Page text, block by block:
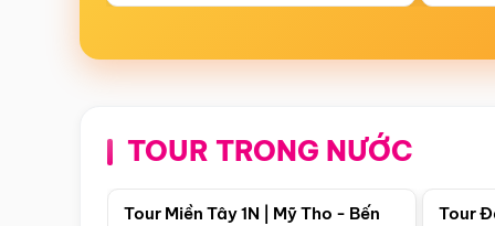
TOUR TRONG NƯỚC
Điểm nổi bật
Tour Miền Tây 1N | Mỹ Tho - Bến
Tour